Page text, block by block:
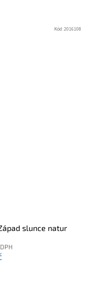
slunce natur
Kód:2016108